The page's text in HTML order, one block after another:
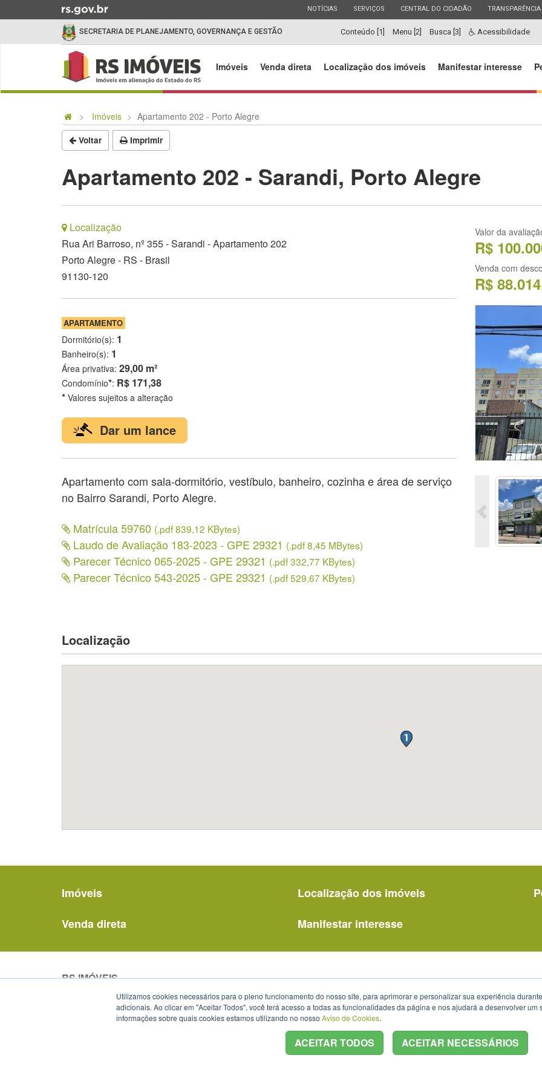
para
o
ESTADO
NOTÍCIAS ESTADO
SERVIÇOS ESTADO
CENTRAL DO CIDADÃO ESTADO
TRANSPARÊNCIA
SECRETARIA DE PLANEJAMENTO, GOVERNANÇA E GESTÃO Conteúdo [1] Menu [2] Busca [3] Acessibilidade
do
Imóveis Venda direta Localização dos imóveis Manifestar interesse
Início
Imóveis Apartamento 202 - Porto Alegre
Voltar Imprimir
Apartamento 202 - Sarandi, Porto Alegre
Valor da
R$
Venda com
R$
Localização
Rua Ari Barroso, nº 355 - Sarandi - Apartamento 202
Porto Alegre - RS - Brasil
91130-120
APARTAMENTO
Dormitório(s): 1
Banheiro(s): 1
Área privativa: 29,00 m²
Condomínio*: R$ 171,38
* Valores sujeitos a alteração
Dar um lance
Apartamento com sala-dormitório, vestíbulo, banheiro, cozinha e área de serviço
no Bairro Sarandi, Porto Alegre.
Matrícula 59760 (.pdf 839,12 KBytes)
Laudo de Avaliação 183-2023 - GPE 29321 (.pdf 8,45 MBytes)
Parecer Técnico 065-2025 - GPE 29321 (.pdf 332,77 KBytes)
Parecer Técnico 543-2025 - GPE 29321 (.pdf 529,67 KBytes)
Localização
Imóveis
Venda direta
Localização dos imóveis
Manifestar interesse
RS IMÓVEIS
Av. Borges de Medeiros, 1501
Centro Histórico
Porto Alegre - RS -
mapa
Utilizamos cookies necessários para o pleno funcionamento do nosso site, para aprimorar e personalizar sua experiência
adicionais. Ao clicar em "Aceitar Todos", você terá acesso a todas as funcionalidades da página e nos ajudará a desenvolver
informações sobre quais cookies estamos utilizando no nosso Aviso de Cookies.
ACEITAR TODOS ACEITAR NECESSÁRIOS